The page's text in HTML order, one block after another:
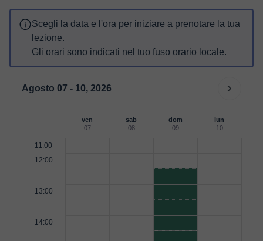
Scegli la data e l'ora per iniziare a prenotare la tua
lezione.
Gli orari sono indicati nel tuo fuso orario locale.
Agosto 07 - 10, 2026
ven
07
sab
08
dom
09
lun
10
11:00
12:00
13:00
14:00